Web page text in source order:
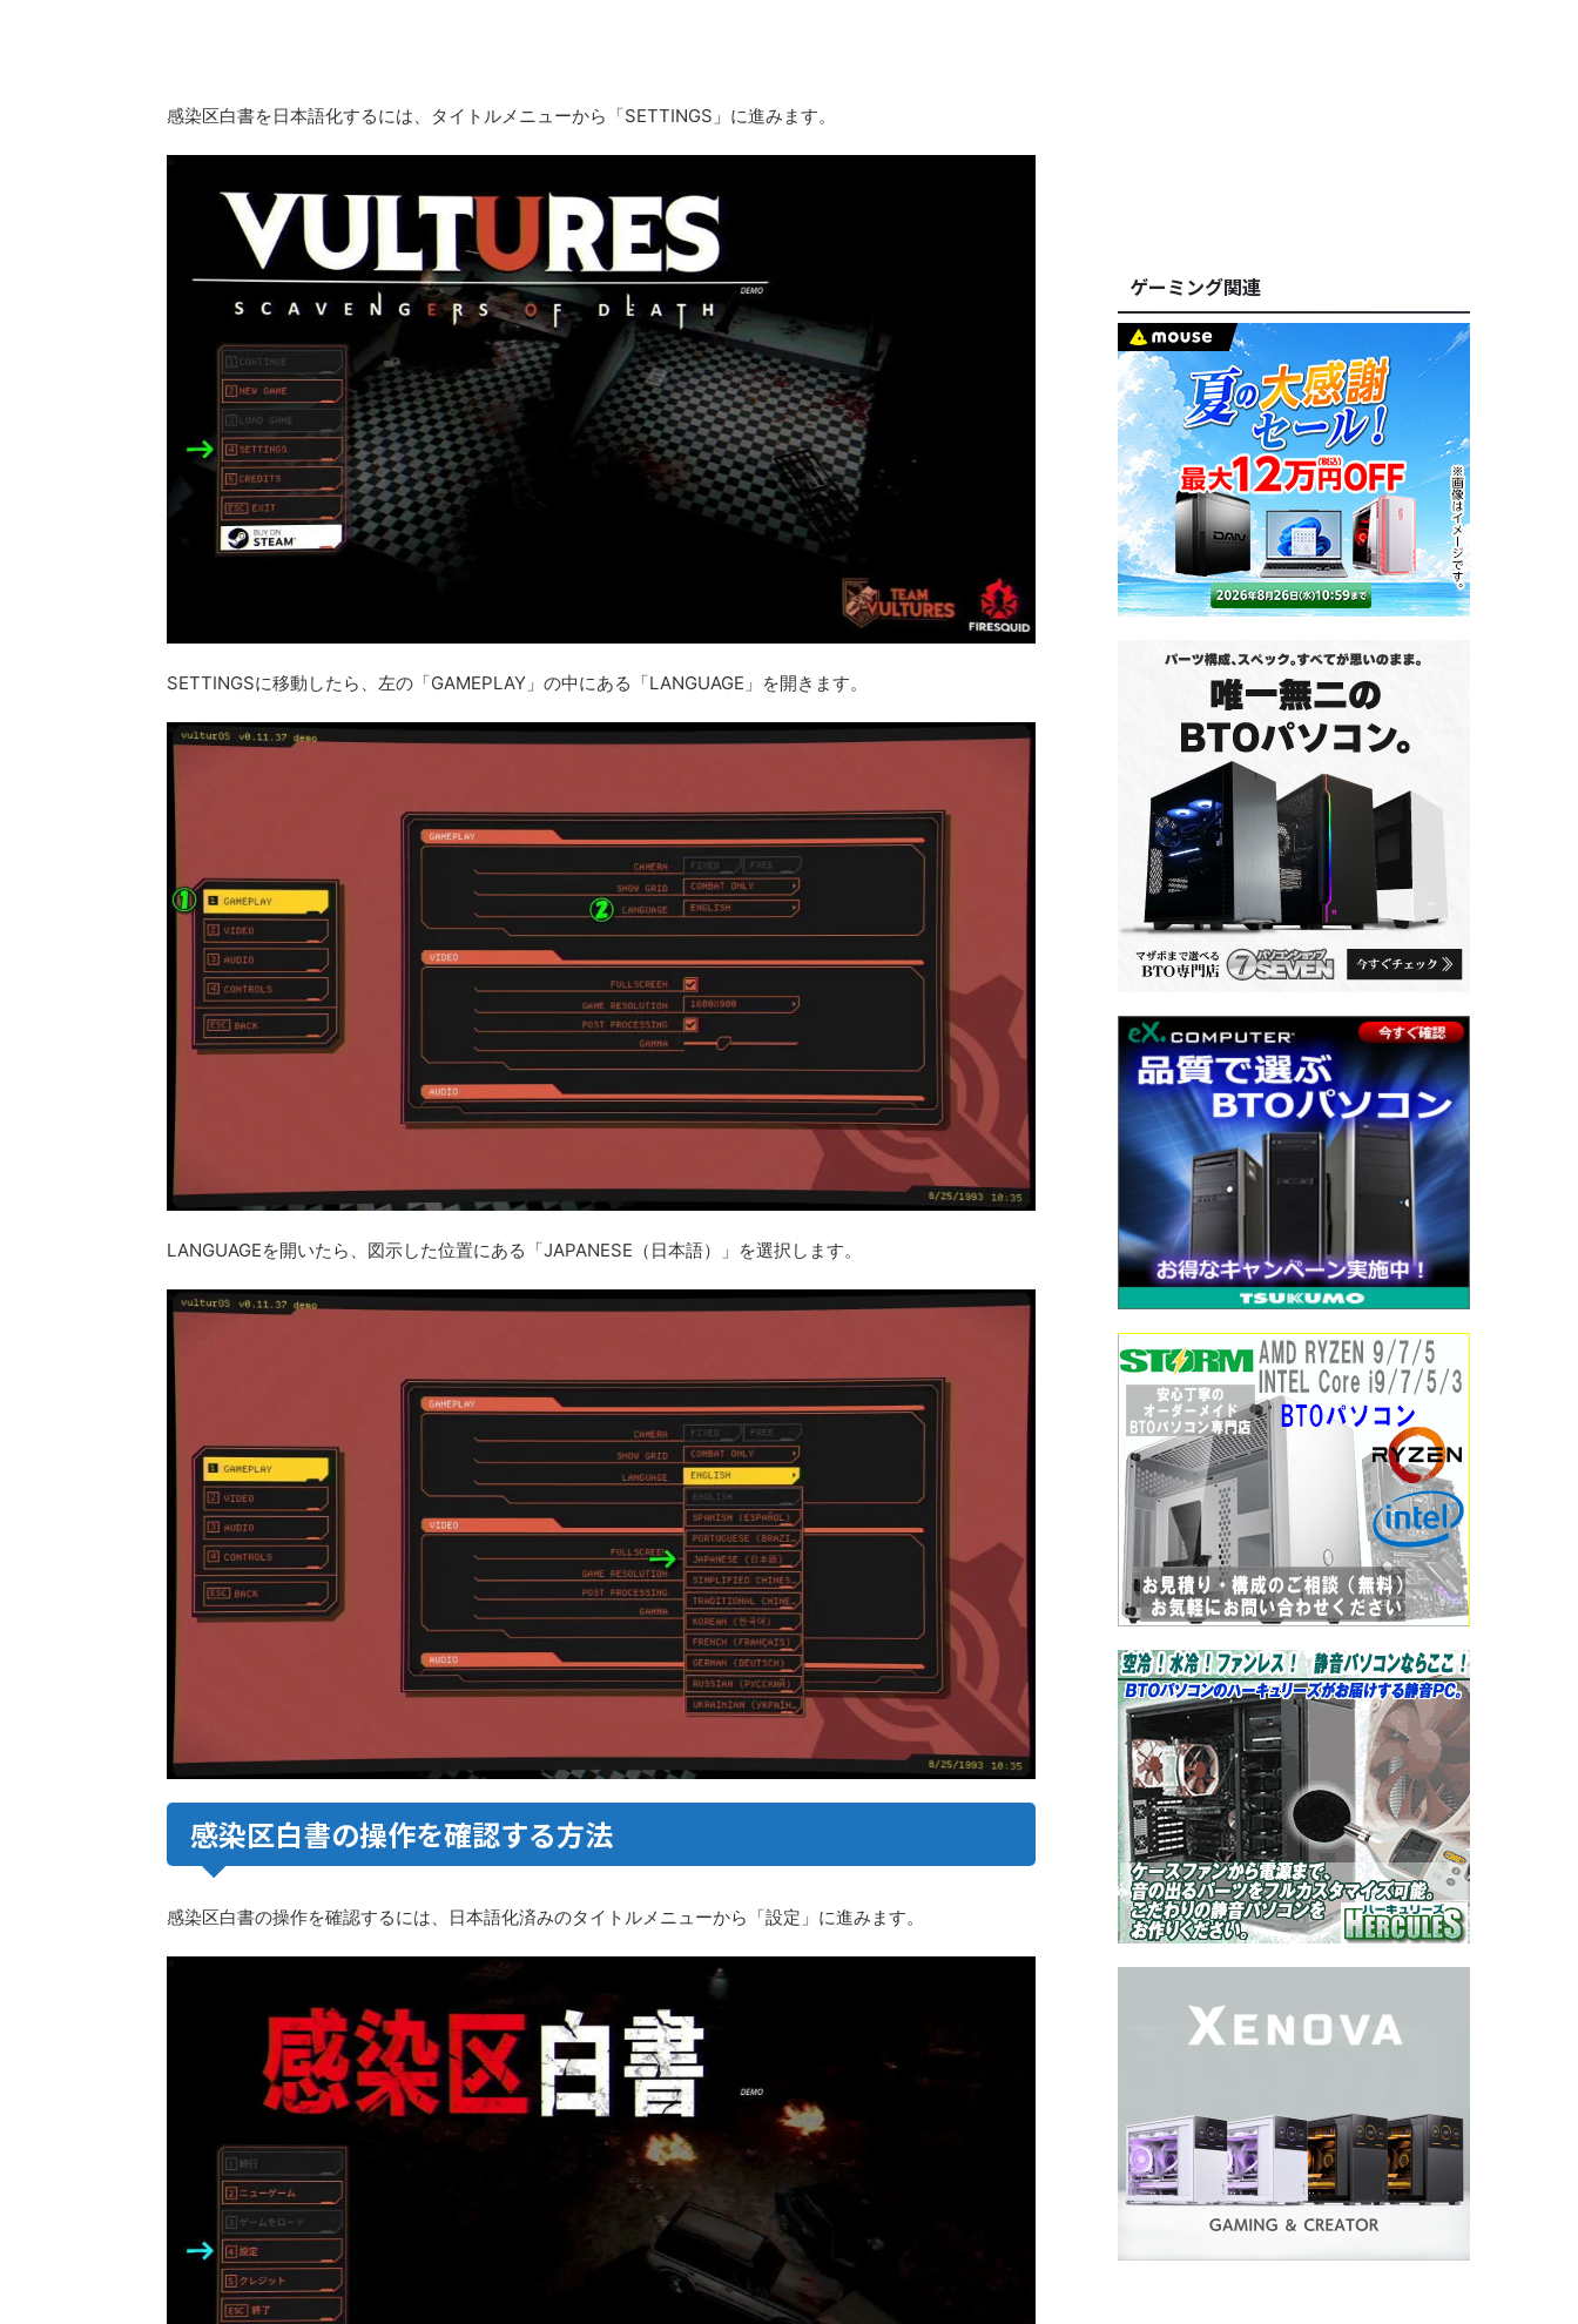
感染区白書を日本語化するには、タイトルメニューから「SETTINGS」に進みます。
SETTINGSに移動したら、左の「GAMEPLAY」の中にある「LANGUAGE」を開きます。
LANGUAGEを開いたら、図示した位置にある「JAPANESE（日本語）」を選択します。
感染区白書の操作を確認する方法
感染区白書の操作を確認するには、日本語化済みのタイトルメニューから「設定」に進みます。
ゲーミング関連